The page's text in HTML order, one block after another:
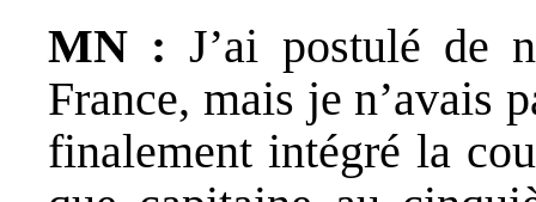
MN :J’ai postulé de
France, mais je n’avais
finalement intégré la